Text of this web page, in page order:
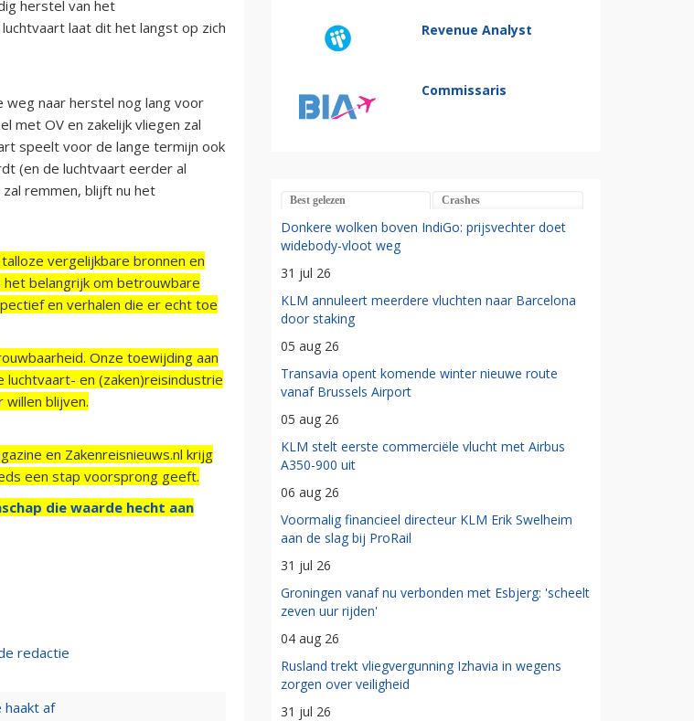
herstel van het
laat dit het langst op zich
weg naar herstel nog lang voor
met OV en zakelijk vliegen zal
speelt voor de lange termijn ook
(en de luchtvaart eerder al
remmen, blijft nu het
vergelijkbare bronnen en
belangrijk om betrouwbare
en verhalen die er echt toe
Onze toewijding aan
en (zaken)reisindustrie
blijven.
en Zakenreisnieuws.nl krijg
een stap voorsprong geeft.
die waarde hecht aan
redactie
haakt af
Revenue Analyst
Commissaris
Best gelezen Crashes
Donkere wolken boven IndiGo: prijsvechter doet
widebody-vloot weg
31 jul 26
KLM annuleert meerdere vluchten naar Barcelona
door staking
05 aug 26
Transavia opent komende winter nieuwe route
vanaf Brussels Airport
05 aug 26
KLM stelt eerste commerciële vlucht met Airbus
A350-900 uit
06 aug 26
Voormalig financieel directeur KLM Erik Swelheim
aan de slag bij ProRail
31 jul 26
Groningen vanaf nu verbonden met Esbjerg: 'scheelt
zeven uur rijden'
04 aug 26
Rusland trekt vliegvergunning Izhavia in wegens
zorgen over veiligheid
31 jul 26